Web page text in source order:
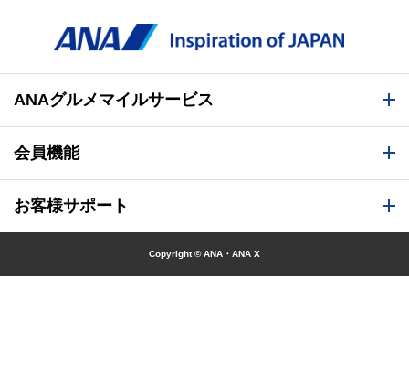
ANAグルメマイルサービス
会員機能
お客様サポート
Copyright © ANA・ANA X